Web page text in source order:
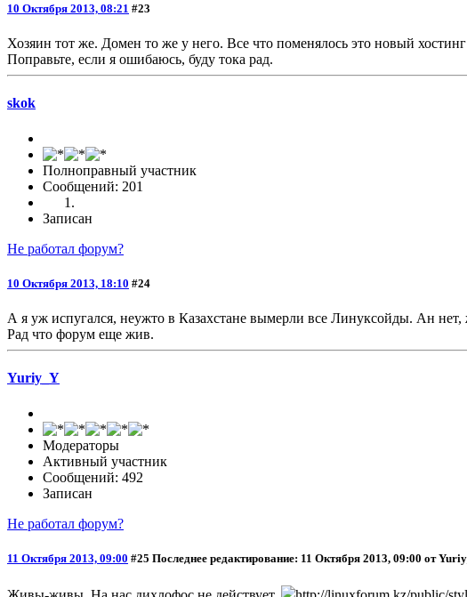
10 Октября 2013, 08:21 #23
Хозяин тот же. Домен то же у него. Все что поменялось это новый
Поправьте, если я ошибаюсь, буду тока рад.
skok
Полноправный участник
Сообщений: 201
Записан
Не работал форум?
10 Октября 2013, 18:10 #24
А я уж испугался, неужто в Казахстане вымерли все Линуксойды. Ан
Рад что форум еще жив.
Yuriy_Y
Модераторы
Активный участник
Сообщений: 492
Записан
Не работал форум?
11 Октября 2013, 09:00 #25 Последнее редактирование: 11 Октября 2013, 09:00 от